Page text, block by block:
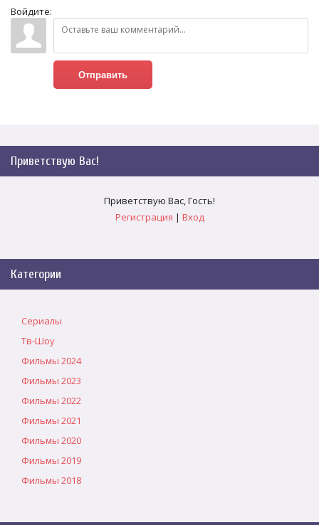
Войдите:
Отправить
Приветствую Вас!
Приветствую Вас,Гость!
Регистрация | Вход
Категории
Сериалы
Тв-Шоу
Фильмы 2024
Фильмы 2023
Фильмы 2022
Фильмы 2021
Фильмы 2020
Фильмы 2019
Фильмы 2018